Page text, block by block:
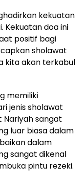
kekuatan
Kekuatan doa ini
positif bagi
sholawat
kita akan terkabul
memiliki
jenis sholawat
Nariyah sangat
luar biasa dalam
dalam
sangat dikenal
pintu rezeki.